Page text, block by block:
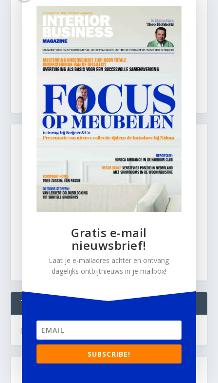
TWEETS
[custom-twitter-feeds]
Gratis e-mail
nieuwsbrief!
Laat je e-mailadres achter en ontvang
dagelijks ontbijtnieuws in je mailbox!
SUBSCRIBE!